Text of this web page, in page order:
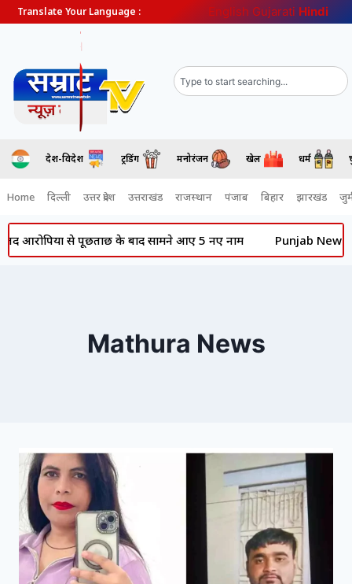
Translate Your Language : English Gujarati Hindi
देश-विदेश ट्रेंडिंग मनोरंजन खेल धर्म
Home दिल्ली उत्तर प्रदेश उत्तराखंड राजस्थान पंजाब बिहार झारखंड
से पूछताछ के बाद सामने आए 5 नए नाम Punjab News: की राजनीति
Mathura News